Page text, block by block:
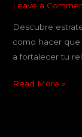
Leave a
Descubre
como hacer que
a fortalecer tu
Read More »